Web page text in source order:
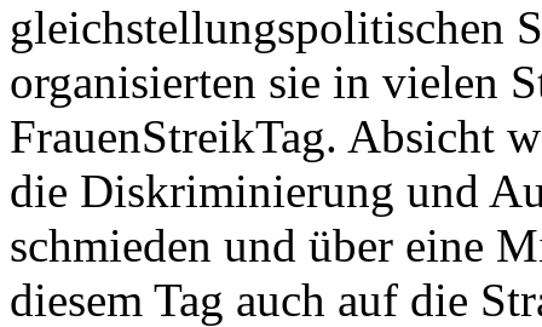
gleichstellungspolitischen
organisierten sie in vielen
FrauenStreikTag. Absicht
die Diskriminierung und
schmieden und über eine
diesem Tag auch auf die